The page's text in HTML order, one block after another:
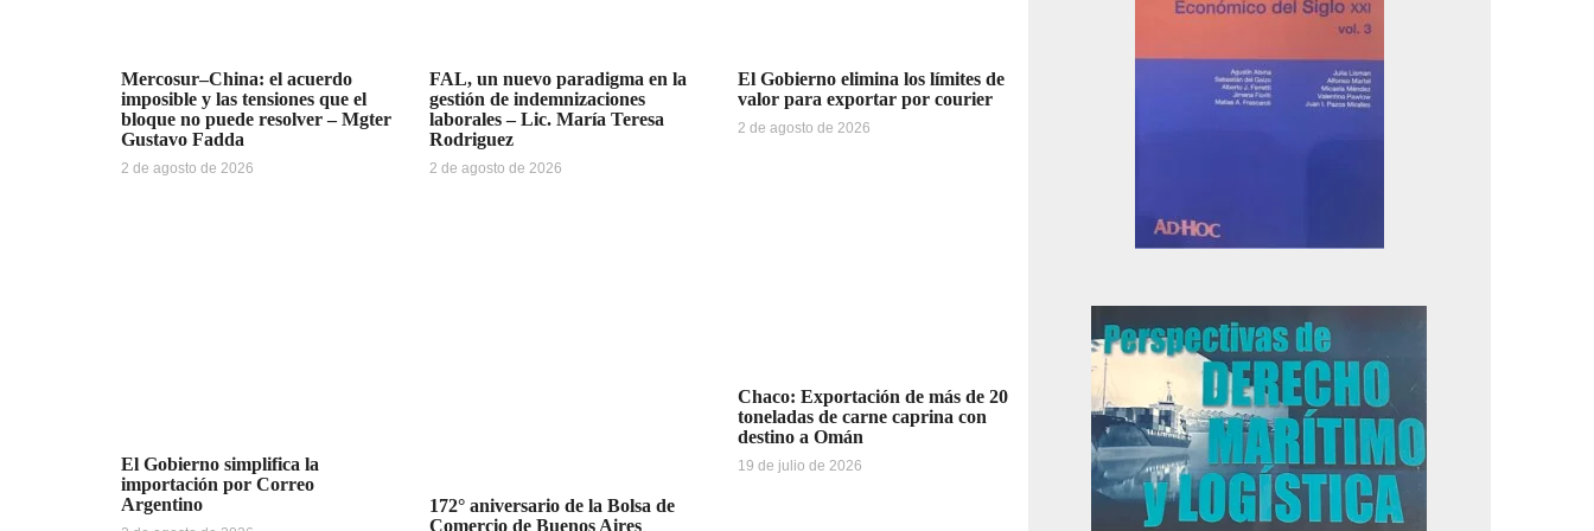
Mercosur–China: el acuerdo
imposible y las tensiones que el
bloque no puede resolver – Mgter
Gustavo Fadda
2 de agosto de 2026
FAL, un nuevo paradigma en la
gestión de indemnizaciones
laborales – Lic. María Teresa
Rodriguez
2 de agosto de 2026
El Gobierno elimina los límites de
valor para exportar por courier
2 de agosto de 2026
El Gobierno simplifica la
importación por Correo
Argentino
172° aniversario de la Bolsa de
Comercio de Buenos Aires
Chaco: Exportación de más de 20
toneladas de carne caprina con
destino a Omán
19 de julio de 2026